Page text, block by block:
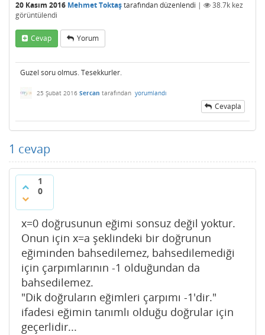
20 Kasım 2016 Mehmet Toktaştarafındandüzenlendi | 38.7k kez
görüntülendi
Cevap Yorum
Guzel soru olmus. Tesekkurler.
25 Şubat 2016 Sercan tarafından yorumlandı
Cevapla
1 cevap
1
0
x=0 doğrusunun eğimi sonsuz değil yoktur.
Onun için x=a şeklindeki bir doğrunun
eğiminden bahsedilemez, bahsedilemediği
için çarpımlarının -1 olduğundan da
bahsedilemez.
"Dik doğruların eğimleri çarpımı -1'dir."
ifadesi eğimin tanımlı olduğu doğrular için
geçerlidir...